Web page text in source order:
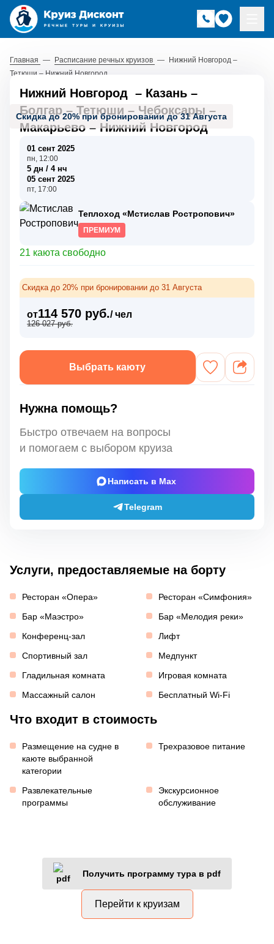
Главная — Расписание речных круизов — Нижний Новгород –
Тетюши – Нижний Новгород
Скидка до 20% при бронировании до 31 Августа
Нижний Новгород – Казань –
Болгар–Тетюши – Чебоксары –
Макарьево – Нижний Новгород
01 сент 2025
пн, 12:00
5 дн / 4 нч
05 сент 2025
пт, 17:00
Теплоход «Мстислав Ростропович»
ПРЕМИУМ
21 каюта свободно
Скидка до 20% при бронировании до 31 Августа
от114 570 руб./ чел
126 027 руб.
Выбрать каюту
Нужна помощь?
Быстро отвечаем на вопросы
и помогаем с выбором круиза
Написать в Max
Telegram
Услуги, предоставляемые на борту
Ресторан «Опера»
Ресторан «Симфония»
Бар «Маэстро»
Бар «Мелодия реки»
Конференц-зал
Лифт
Спортивный зал
Медпункт
Гладильная комната
Игровая комната
Массажный салон
Бесплатный Wi-Fi
Что входит в стоимость
Размещение на судне в
каюте выбранной
категории
Трехразовое питание
Развлекательные
программы
Экскурсионное
обслуживание
Получить программу тура в pdf
Перейти к круизам